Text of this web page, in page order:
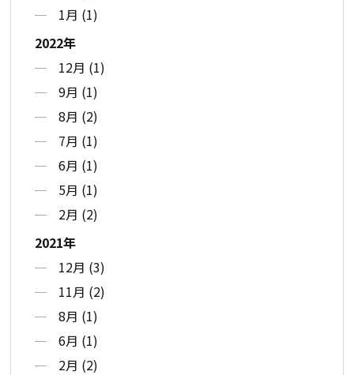
1月 (1)
2022年
12月 (1)
9月 (1)
8月 (2)
7月 (1)
6月 (1)
5月 (1)
2月 (2)
2021年
12月 (3)
11月 (2)
8月 (1)
6月 (1)
2月 (2)